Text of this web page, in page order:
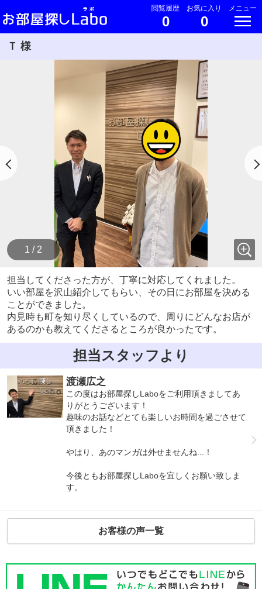
閲覧履歴
0
お気に入り
0
メニュー
Ｔ 様
1 / 2
担当してくださった方が、丁寧に対応してくれました。
いい部屋を沢山紹介してもらい、その日にお部屋を決める
ことができました。
内見時も町を知り尽くしているので、周りにどんなお店が
あるのかも教えてくださるところが良かったです。
担当スタッフより
渡瀬広之
この度はお部屋探しLaboをご利用頂きましてあ
りがとうございます！
趣味のお話などとても楽しいお時間を過ごさせて
頂きました！
やはり、あのマンガは外せませんね...！
今後ともお部屋探しLaboを宜しくお願い致しま
す。
お客様の声一覧